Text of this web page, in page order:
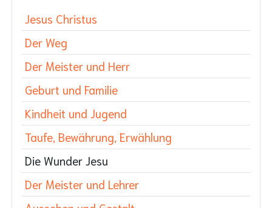
Jesus Christus
Der Weg
Der Meister und Herr
Geburt und Familie
Kindheit und Jugend
Taufe, Bewährung, Erwählung
Die Wunder Jesu
Der Meister und Lehrer